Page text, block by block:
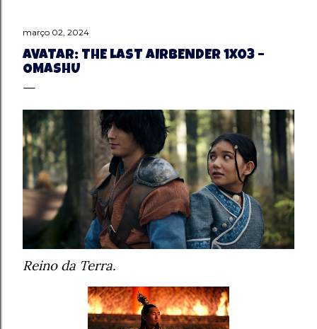
março 02, 2024
AVATAR: THE LAST AIRBENDER 1X03 –
OMASHU
Reino da Terra.